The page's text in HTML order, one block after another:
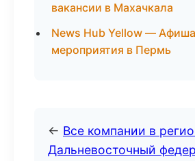
вакансии в Махачкала
News Hub Yellow —
мероприятия в Пермь
← Все компании в
Дальневосточный